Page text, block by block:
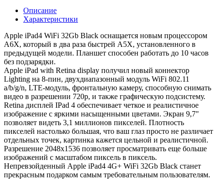
Описание
Характеристики
Apple iPad4 WiFi 32Gb Black оснащается новым процессором
A6X, который в два раза быстрей A5X, установленного в
предыдущей модели. Планшет способен работать до 10 часов
без подзарядки.
Apple iPad with Retina display получил новый коннектор
Lighting на 8-пин, двухдиапазонный модуль WiFi 802.11
a/b/g/n, LTE-модуль, фронтальную камеру, способную снимать
видео в разрешении 720p, и также графическую подсистему.
Retina дисплей IPad 4 обеспечивает четкое и реалистичное
изображение с яркими насыщенными цветами. Экран 9,7"
позволяет видеть 3,1 миллионов пикселей. Плотность
пикселей настолько большая, что ваш глаз просто не различает
отдельных точек, картинка кажется цельной и реалистичной.
Разрешение 2048x1536 позволяет просматривать еще больше
изображений с масштабом пиксель в пиксель.
Непревзойденный Apple iPad4 4G+ WiFi 32Gb Black станет
прекрасным подарком самым требовательным пользователям.